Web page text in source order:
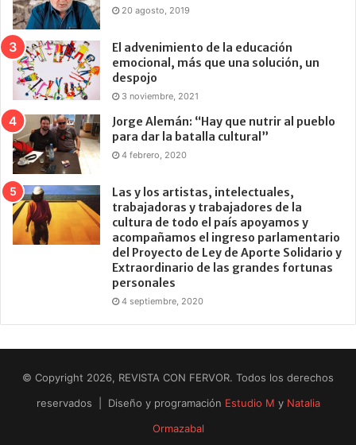
20 agosto, 2019
El advenimiento de la educación
emocional, más que una solución, un
despojo
3 noviembre, 2021
Jorge Alemán: “Hay que nutrir al pueblo
para dar la batalla cultural”
4 febrero, 2020
Las y los artistas, intelectuales,
trabajadoras y trabajadores de la
cultura de todo el país apoyamos y
acompañamos el ingreso parlamentario
del Proyecto de Ley de Aporte Solidario y
Extraordinario de las grandes fortunas
personales
4 septiembre, 2020
© Copyright 2026, REVISTA CON FERVOR. Todos los derechos
reservados | Diseño y programación Estudio M y Natalia
Ormazabal